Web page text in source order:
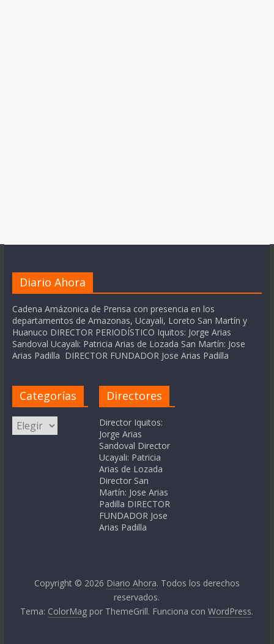
Diario Ahora
Cadena Amázonica de Prensa con presencia en los
departamentos de Amazonas, Ucayali, Loreto San Martín y
Huanuco DIRECTOR PERIODÍSTICO Iquitos: Jorge Arias
Sandoval Ucayali: Patricia Arias de Lozada San Martín: Jose
Arias Padilla DIRECTOR FUNDADOR Jose Arias Padilla
Categorías
Categorías
Directores
Director Iquitos:
Jorge Arias
Sandoval Director
Ucayali: Patricia
Arias de Lozada
Director San
Martín: Jose Arias
Padilla DIRECTOR
FUNDADOR Jose
Arias Padilla
Copyright © 2026 Diario Ahora. Todos los derechos
reservados.
Tema: ColorMag por ThemeGrill. Funciona conWordPress.